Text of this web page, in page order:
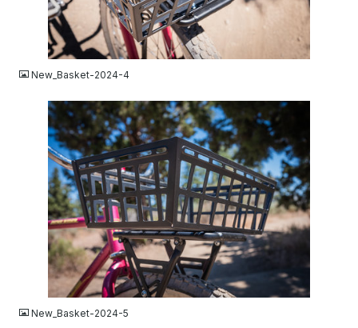
New_Basket-2024-4
New_Basket-2024-5